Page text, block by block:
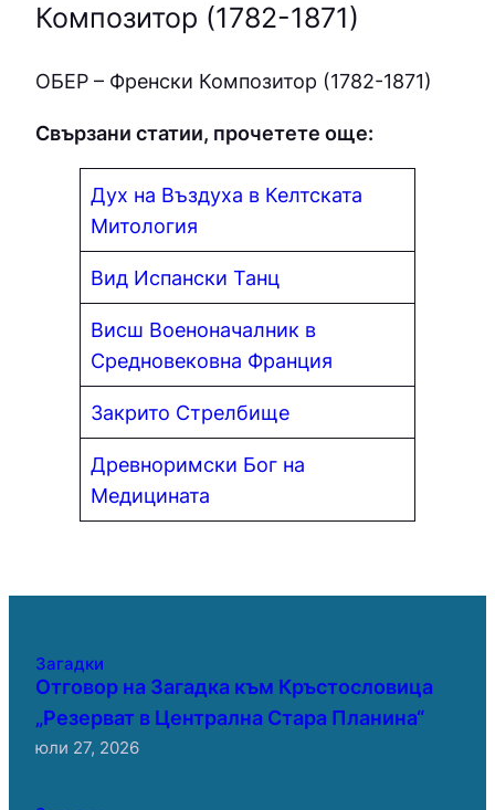
Композитор (1782-1871)
ОБEP – Френски Композитор (1782-1871)
Свързани статии, прочетете още:
Дух на Въздуха в Келтската
Митология
Вид Испански Танц
Висш Военоначалник в
Средновековна Франция
Закрито Стрелбище
Древноримски Бог на
Медицината
Загадки
Отговор на Загадка към Кръстословица
„Резерват в Централна Стара Планина“
юли 27, 2026